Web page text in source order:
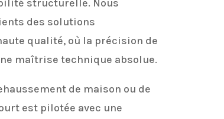
structurelle. Nous
des solutions
qualité, où la précision de
maîtrise technique absolue.
de maison ou de
est pilotée avec une